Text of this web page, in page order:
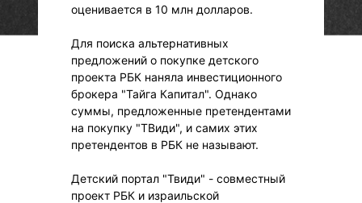
оценивается в 10 млн долларов.
Для поиска альтернативных
предложений о покупке детского
проекта РБК наняла инвестиционного
брокера "Тайга Капитал". Однако
суммы, предложенные претендентами
на покупку "ТВиди", и самих этих
претендентов в РБК не называют.
Детский портал "Твиди" - совместный
проект РБК и израильской